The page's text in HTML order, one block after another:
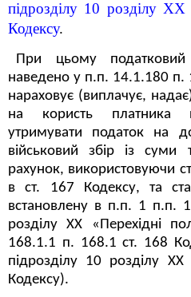
підрозділу 10 розділу
Кодексу.
При цьому податковий
наведено у п.п. 14.1.180 п.
нараховує (виплачує,
на користь платника
утримувати податок на
військовий збір із
рахунок, використовуючи
в ст. 167 Кодексу, та
встановлену в п.п. 1 п.п.
розділу XX «Перехідні
168.1.1 п. 168.1 ст. 168
підрозділу 10 розділу
Кодексу).